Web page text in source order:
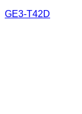
GE3-T42D